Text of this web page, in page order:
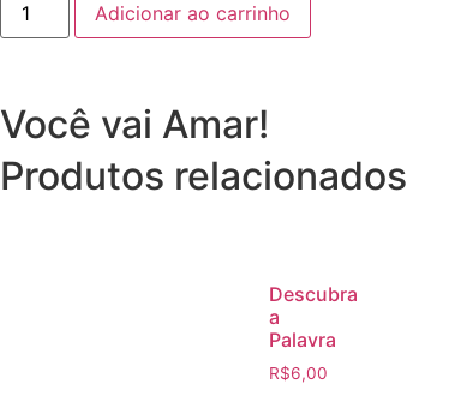
Adicionar ao carrinho
Você vai Amar!
Produtos relacionados
Descubra
a
Palavra
R$6,00